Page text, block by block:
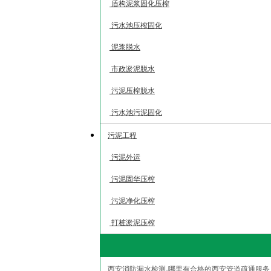
盾构泥浆固化压榨
污水池压榨固化
泥浆脱水
市政淤泥脱水
污泥压榨脱水
污水池污泥固化
污泥工程
污泥外运
污泥固华压榨
污泥净化压榨
打桩淤泥压榨
西安消防漏水检测-哪里有合格的西安管道疏通服务